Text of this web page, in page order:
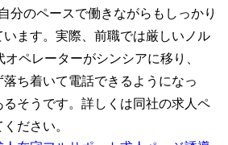
分のペースで働きながらもしっかり
ます。実際、前職では厳しいノル
ペレーターがシンシアに移り、
落ち着いて電話できるようになっ
そうです。詳しくは同社の求人ペ
ださい。